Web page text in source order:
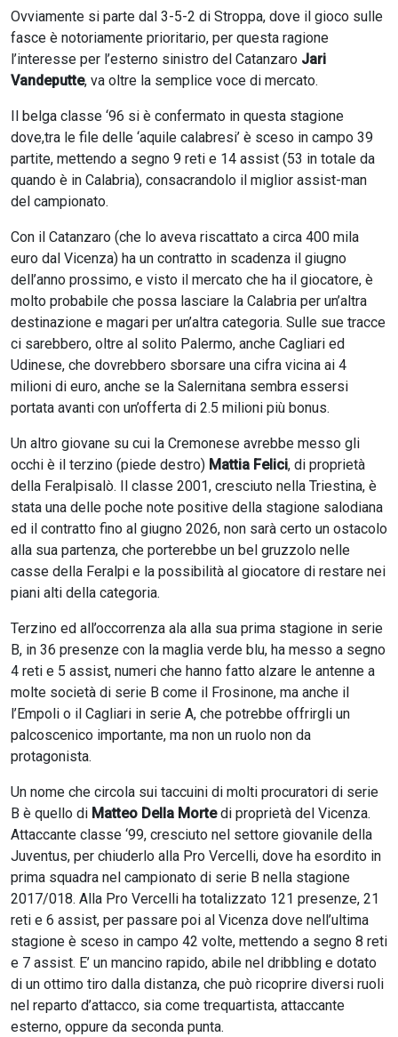
Ovviamente si parte dal 3-5-2 di Stroppa, dove il gioco sulle
fasce è notoriamente prioritario, per questa ragione
l’interesse per l’esterno sinistro del Catanzaro Jari
Vandeputte, va oltre la semplice voce di mercato.
Il belga classe ‘96 si è confermato in questa stagione
dove,tra le file delle ‘aquile calabresi’ è sceso in campo 39
partite, mettendo a segno 9 reti e 14 assist (53 in totale da
quando è in Calabria), consacrandolo il miglior assist-man
del campionato.
Con il Catanzaro (che lo aveva riscattato a circa 400 mila
euro dal Vicenza) ha un contratto in scadenza il giugno
dell’anno prossimo, e visto il mercato che ha il giocatore, è
molto probabile che possa lasciare la Calabria per un’altra
destinazione e magari per un’altra categoria. Sulle sue tracce
ci sarebbero, oltre al solito Palermo, anche Cagliari ed
Udinese, che dovrebbero sborsare una cifra vicina ai 4
milioni di euro, anche se la Salernitana sembra essersi
portata avanti con un’offerta di 2.5 milioni più bonus.
Un altro giovane su cui la Cremonese avrebbe messo gli
occhi è il terzino (piede destro) Mattia Felici, di proprietà
della Feralpisalò. Il classe 2001, cresciuto nella Triestina, è
stata una delle poche note positive della stagione salodiana
ed il contratto fino al giugno 2026, non sarà certo un ostacolo
alla sua partenza, che porterebbe un bel gruzzolo nelle
casse della Feralpi e la possibilità al giocatore di restare nei
piani alti della categoria.
Terzino ed all’occorrenza ala alla sua prima stagione in serie
B, in 36 presenze con la maglia verde blu, ha messo a segno
4 reti e 5 assist, numeri che hanno fatto alzare le antenne a
molte società di serie B come il Frosinone, ma anche il
l’Empoli o il Cagliari in serie A, che potrebbe offrirgli un
palcoscenico importante, ma non un ruolo non da
protagonista.
Un nome che circola sui taccuini di molti procuratori di serie
B è quello di Matteo Della Mortedi proprietà del Vicenza.
Attaccante classe ‘99, cresciuto nel settore giovanile della
Juventus, per chiuderlo alla Pro Vercelli, dove ha esordito in
prima squadra nel campionato di serie B nella stagione
2017/018. Alla Pro Vercelli ha totalizzato 121 presenze, 21
reti e 6 assist, per passare poi al Vicenza dove nell’ultima
stagione è sceso in campo 42 volte, mettendo a segno 8 reti
e 7 assist. E’ un mancino rapido, abile nel dribbling e dotato
di un ottimo tiro dalla distanza, che può ricoprire diversi ruoli
nel reparto d’attacco, sia come trequartista, attaccante
esterno, oppure da seconda punta.